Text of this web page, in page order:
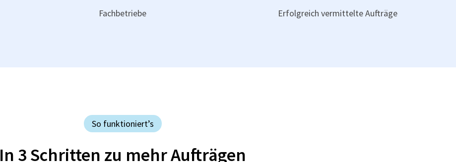
Fachbetriebe Erfolgreich vermittelte Aufträge
So funktioniert’s
In 3 Schritten zu mehr Aufträgen